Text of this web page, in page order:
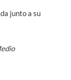
junto a su